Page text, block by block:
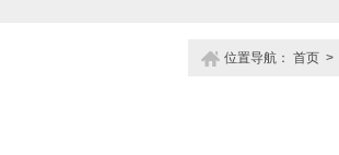
位置导航： 首页 >